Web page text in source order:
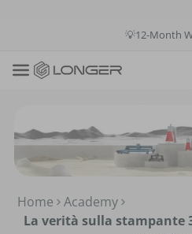
💡12-Month
Home
Academy
La verità sulla stampante